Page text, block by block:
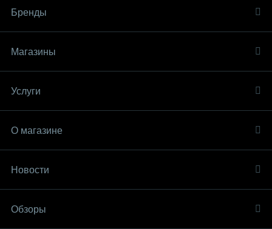
Бренды
Магазины
Услуги
О магазине
Новости
Обзоры